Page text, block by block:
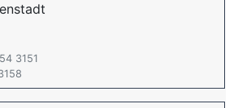
3151